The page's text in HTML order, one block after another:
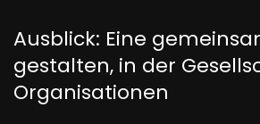
Ausblick: Eine
gestalten, in der
Organisationen